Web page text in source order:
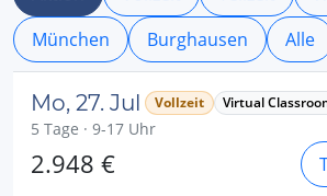
München
Burghausen Alle
Mo, 27. Jul Vollzeit Virtual
5 Tage · 9-17 Uhr
2.948 €